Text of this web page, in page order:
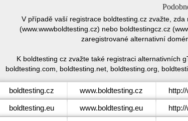
V případě vaší registrace boldtesting.cz zvažte,
(www.wwwboldtesting.cz) nebo boldtestingcz.cz
zaregistrované alternativní
K boldtesting cz zvažte také registraci alternativních
boldtesting.com, boldtesting.net, boldtesting.org,
boldtesting.cz www.boldtesting.cz
boldtesting.eu www.boldtesting.eu